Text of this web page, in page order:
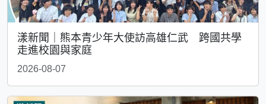
漾新聞｜熊本青少年大使訪高雄仁武 跨國共學
走進校園與家庭
2026-08-07